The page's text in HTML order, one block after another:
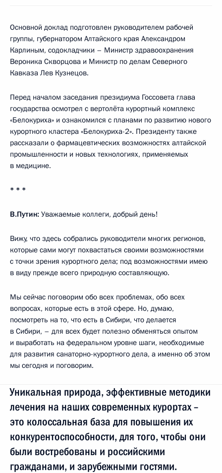
Основной доклад подготовлен руководителем рабочей
группы, губернатором Алтайского края Александром
Карлиным, содокладчики – Министр здравоохранения
Вероника Скворцова и Министр по делам Северного
Кавказа Лев Кузнецов.
Перед началом заседания президиума Госсовета глава
государства осмотрел с вертолёта курортный комплекс
«Белокуриха» и ознакомился с планами по развитию нового
курортного кластера «Белокуриха-2». Президенту также
рассказали о фармацевтических возможностях алтайской
промышленности и новых технологиях, применяемых
в медицине.
* * *
В.Путин: Уважаемые коллеги, добрый день!
Вижу, что здесь собрались руководители многих регионов,
которые сами могут похвастаться своими возможностями
с точки зрения курортного дела; под возможностями имею
в виду прежде всего природную составляющую.
Мы сейчас поговорим обо всех проблемах, обо всех
вопросах, которые есть в этой сфере. Но, думаю,
посмотреть на то, что есть в Сибири, что делается
в Сибири, – для всех будет полезно обменяться опытом
и выработать на федеральном уровне шаги, необходимые
для развития санаторно-курортного дела, а именно об этом
мы сегодня и поговорим.
Уникальная природа, эффективные методики
лечения на наших современных курортах –
это колоссальная база для повышения их
конкурентоспособности, для того, чтобы они
были востребованы и российскими
гражданами, и зарубежными гостями.